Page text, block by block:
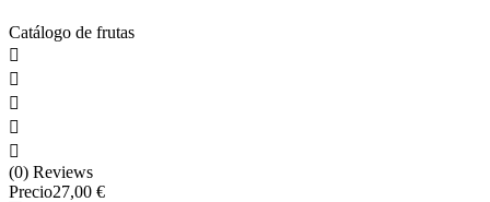
Catálogo de frutas





(0) Reviews
Precio27,00 €